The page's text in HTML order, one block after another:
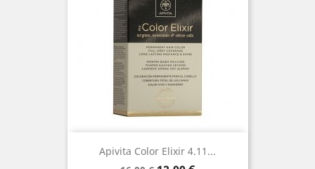
Apivita Color Elixir 4.11...